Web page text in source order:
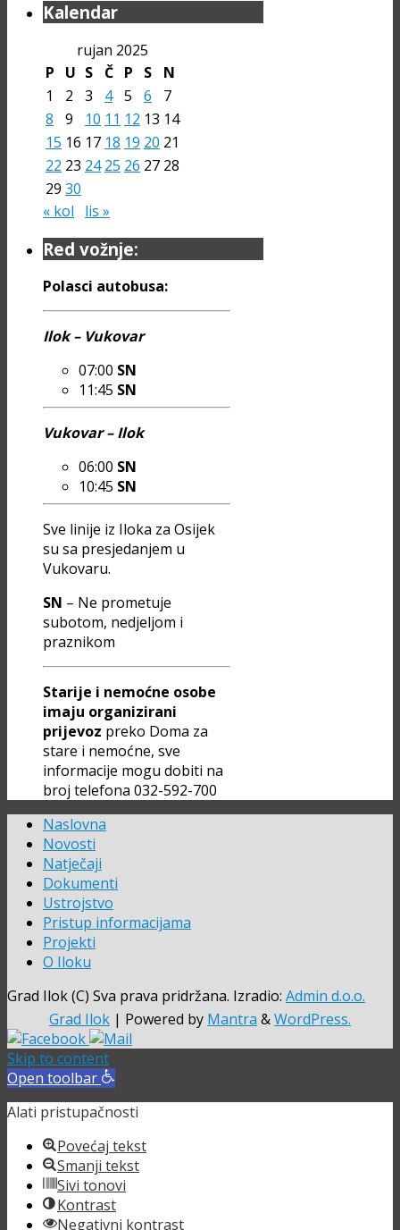
Kalendar
rujan 2025
P
U S Č P S
N
1
2 3 4 5 6
7
8
9 10 11 12 13 14
15 16 17 18 19 20 21
22 23 24 25 26 27 28
29 30
« kol
lis »
Red vožnje:
Polasci autobusa:
Ilok – Vukovar
07:00 SN
11:45 SN
Vukovar – Ilok
06:00 SN
10:45 SN
Sve linije iz Iloka za Osijek
su sa presjedanjem u
Vukovaru.
SN – Ne prometuje
subotom, nedjeljom i
praznikom
Starije i nemoćne osobe
imaju organizirani
prijevoz preko Doma za
stare i nemoćne, sve
informacije mogu dobiti na
broj telefona 032-592-700
Naslovna
Novosti
Natječaji
Dokumenti
Ustrojstvo
Pristup informacijama
Projekti
O Iloku
Grad Ilok (C) Sva prava pridržana. Izradio: Admin d.o.o.
Grad Ilok | Powered by Mantra &WordPress.
Skip to content
Open toolbar
Alati pristupačnosti
Povećaj tekst
Smanji tekst
Sivi tonovi
Kontrast
Negativni kontrast